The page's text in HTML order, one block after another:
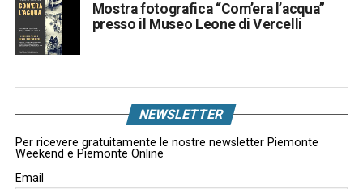
Mostra fotografica “Com’era l’acqua”
presso il Museo Leone di Vercelli
NEWSLETTER
Per ricevere gratuitamente le nostre newsletter Piemonte
Weekend e Piemonte Online
Email